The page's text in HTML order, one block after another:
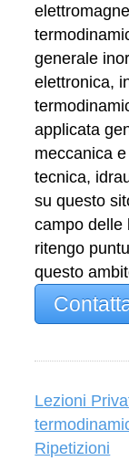
generale
elettronica,
applicata
meccanica
tecnica,
su questo
campo delle
ritengo
questo
Lezioni
Ripetizioni